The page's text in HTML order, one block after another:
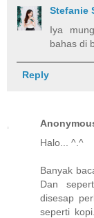
Stefanie
Iya
bahas di
Reply
Halo... ^.^
Banyak
Dan
disesap
seperti